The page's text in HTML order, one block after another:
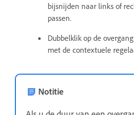
bijsnijden naar links of
passen.
Dubbelklik op de
met de contextuele
Notitie